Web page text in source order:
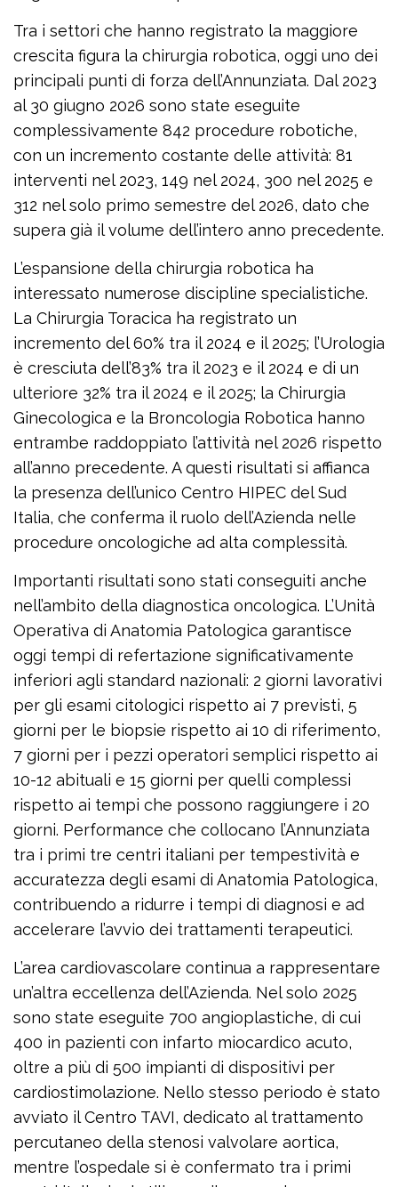
Tra i settori che hanno registrato la maggiore
crescita figura la chirurgia robotica, oggi uno dei
principali punti di forza dell’Annunziata. Dal 2023
al 30 giugno 2026 sono state eseguite
complessivamente 842 procedure robotiche,
con un incremento costante delle attività: 81
interventi nel 2023, 149 nel 2024, 300 nel 2025 e
312 nel solo primo semestre del 2026, dato che
supera già il volume dell’intero anno precedente.
L’espansione della chirurgia robotica ha
interessato numerose discipline specialistiche.
La Chirurgia Toracica ha registrato un
incremento del 60% tra il 2024 e il 2025; l’Urologia
è cresciuta dell’83% tra il 2023 e il 2024 e di un
ulteriore 32% tra il 2024 e il 2025; la Chirurgia
Ginecologica e la Broncologia Robotica hanno
entrambe raddoppiato l’attività nel 2026 rispetto
all’anno precedente. A questi risultati si affianca
la presenza dell’unico Centro HIPEC del Sud
Italia, che conferma il ruolo dell’Azienda nelle
procedure oncologiche ad alta complessità.
Importanti risultati sono stati conseguiti anche
nell’ambito della diagnostica oncologica. L’Unità
Operativa di Anatomia Patologica garantisce
oggi tempi di refertazione significativamente
inferiori agli standard nazionali: 2 giorni lavorativi
per gli esami citologici rispetto ai 7 previsti, 5
giorni per le biopsie rispetto ai 10 di riferimento,
7 giorni per i pezzi operatori semplici rispetto ai
10-12 abituali e 15 giorni per quelli complessi
rispetto ai tempi che possono raggiungere i 20
giorni. Performance che collocano l’Annunziata
tra i primi tre centri italiani per tempestività e
accuratezza degli esami di Anatomia Patologica,
contribuendo a ridurre i tempi di diagnosi e ad
accelerare l’avvio dei trattamenti terapeutici.
L’area cardiovascolare continua a rappresentare
un’altra eccellenza dell’Azienda. Nel solo 2025
sono state eseguite 700 angioplastiche, di cui
400 in pazienti con infarto miocardico acuto,
oltre a più di 500 impianti di dispositivi per
cardiostimolazione. Nello stesso periodo è stato
avviato il Centro TAVI, dedicato al trattamento
percutaneo della stenosi valvolare aortica,
mentre l’ospedale si è confermato tra i primi